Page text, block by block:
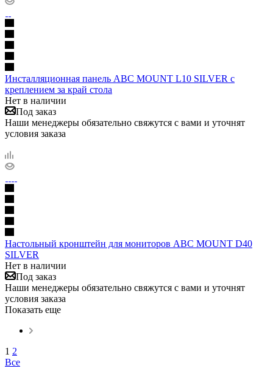
Инсталляционная панель ABC MOUNT L10 SILVER с
креплением за край стола
Нет в наличии
Под заказ
Наши менеджеры обязательно свяжутся с вами и уточнят
условия заказа
Настольный кронштейн для мониторов ABC MOUNT D40
SILVER
Нет в наличии
Под заказ
Наши менеджеры обязательно свяжутся с вами и уточнят
условия заказа
Показать еще
1 2
Все